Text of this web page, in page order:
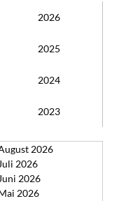
2026
2025
2024
2023
2026
Juli 2026
Juni 2026
2026